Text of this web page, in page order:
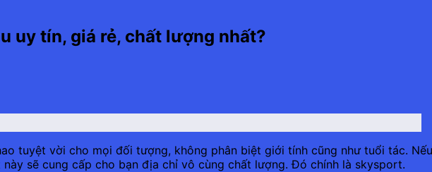
uy tín, giá rẻ, chất lượng nhất?
tuyệt vời cho mọi đối tượng, không phân biệt giới tính cũng như tuổi tác.
sẽ cung cấp cho bạn địa chỉ vô cùng chất lượng. Đó chính là skysport.